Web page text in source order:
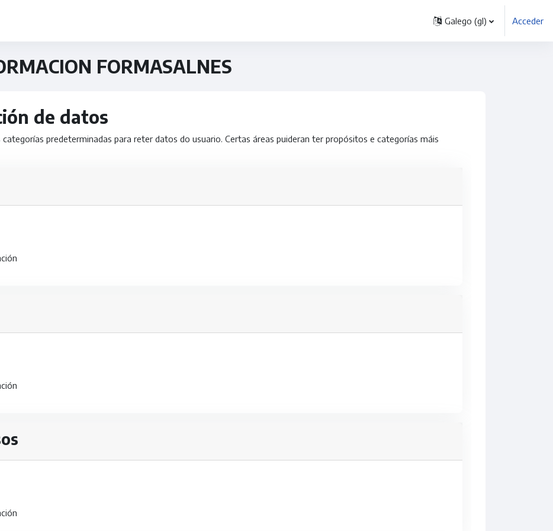
Galego ‎(gl)‎ Acceder
FORMASALNES
de datos
predeterminadas para reter datos do usuario. Certas áreas puideran ter propósitos e categorías máis